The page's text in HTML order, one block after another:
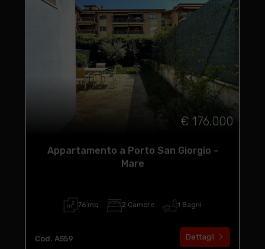
€ 176.000
Appartamento a Porto San Giorgio -
Mare
76 mq 2 Camere 1 Bagni
Cod. A559 Dettagli